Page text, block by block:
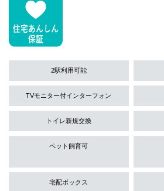
2駅利用可能
TVモニター付インターフォン
トイレ新規交換
ペット飼育可
宅配ボックス